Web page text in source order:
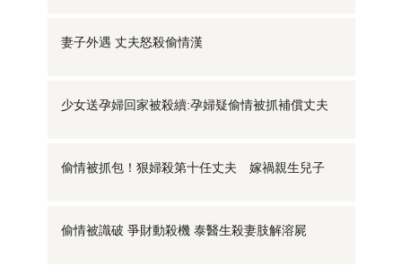
妻子外遇 丈夫怒殺偷情漢
少女送孕婦回家被殺續:孕婦疑偷情被抓補償丈夫
偷情被抓包！狠婦殺第十任丈夫 嫁禍親生兒子
偷情被識破 爭財動殺機 泰醫生殺妻肢解溶屍